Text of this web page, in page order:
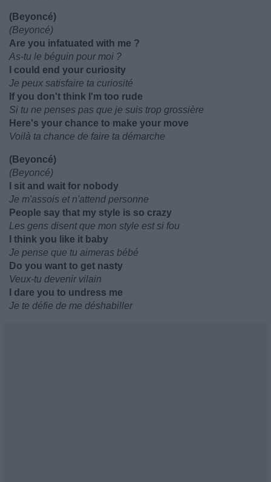
(Beyoncé)
(Beyoncé)
Are you infatuated with me ?
As-tu le béguin pour moi ?
I could end your curiosity
Je peux satisfaire ta curiosité
If you don't think I'm too rude
Si tu ne penses pas que je suis trop grossière
Here's your chance to make your move
Voilà ta chance de faire ta démarche
(Beyoncé)
(Beyoncé)
I sit and wait for nobody
Je m'assois et n'attend personne
People say that my style is so crazy
Les gens disent que mon style est si fou
I think you like it baby
Je pense que tu aimeras bébé
Do you want to get nasty
Veux-tu devenir vilain
I dare you to undress me
Je te défie de me déshabiller